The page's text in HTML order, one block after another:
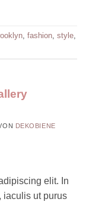
fashion style
DEKOBIENE
elit. In
iaculis ut purus